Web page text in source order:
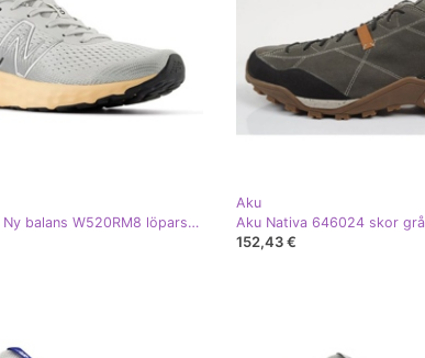
New Balance Ny balans W520RM8 löparskor grå
Aku
Aku Nativa 646024 skor grå
152,43 €